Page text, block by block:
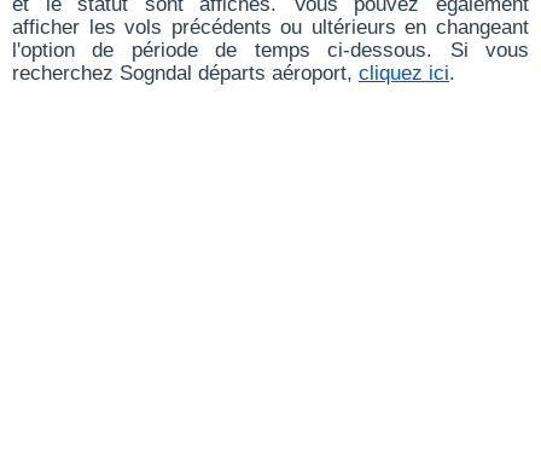
afficher les vols précédents ou ultérieurs en changeant
l'option de période de temps ci-dessous. Si vous
recherchez Sogndal départs aéroport, cliquez ici.